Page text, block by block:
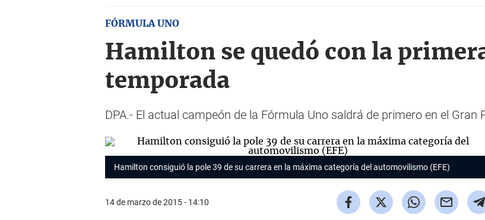
FÓRMULA UNO
Hamilton se quedó con la
temporada
DPA.- El actual campeón de la Fórmula Uno saldrá de primero en el Gran
Hamilton consiguió la pole 39 de su carrera en la máxima categoría del automovilismo (EFE)
14 de marzo de 2015 - 14:10